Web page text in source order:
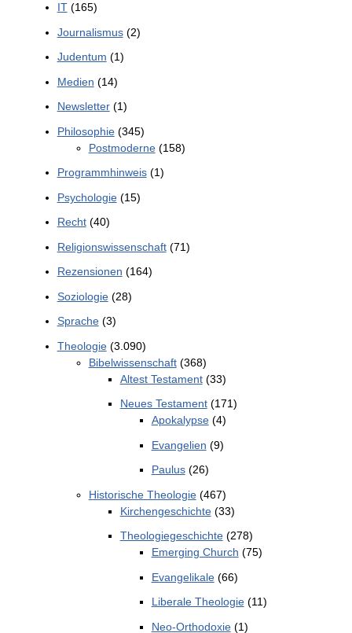
IT(165)
Journalismus(2)
Judentum (1)
Medien (14)
Newsletter(1)
Philosophie(345)
Postmoderne(158)
Programmhinweis(1)
Psychologie(15)
Recht(40)
Religionswissenschaft(71)
Rezensionen (164)
Soziologie(28)
Sprache(3)
Theologie(3.090)
Bibelwissenschaft(368)
Altest Testament(33)
Neues Testament(171)
Apokalypse(4)
Evangelien (9)
Paulus(26)
Historische Theologie(467)
Kirchengeschichte(33)
Theologiegeschichte(278)
Emerging Church (75)
Evangelikale(66)
Liberale Theologie(11)
Neo-Orthodoxie(1)